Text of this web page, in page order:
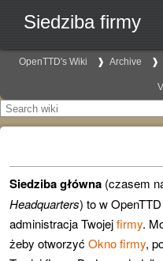
Siedziba firmy
OpenTTD's Wiki Archive
Siedziba główna (czasem
Headquarters) to w
administracja Twojejfirmy.
żeby otworzyć Okno firmy,